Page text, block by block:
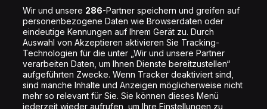
Jobs
Shop
Impressum
Rechtliches
Datenschutz
Cookie Liste
Wir und unsere 286-Partner speichern und greifen auf
personenbezogene Daten wie Browserdaten oder
eindeutige Kennungen auf Ihrem Gerät zu. Durch
Auswahl von Akzeptieren aktivieren Sie Tracking-
Technologien für die unter „Wir und unsere Partner
verarbeiten Daten, um Ihnen Dienste bereitzustellen“
aufgeführten Zwecke. Wenn Tracker deaktiviert sind,
sind manche Inhalte und Anzeigen möglicherweise nicht
mehr so relevant für Sie. Sie können dieses Menü
jederzeit wieder aufrufen, um Ihre Einstellungen zu